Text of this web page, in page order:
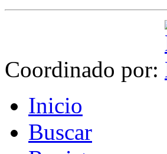
Coordinado por:
Inicio
Buscar